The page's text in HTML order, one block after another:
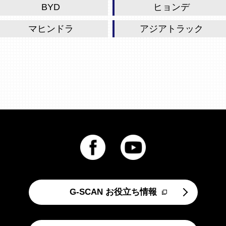
BYD ヒョンデ
マヒンドラ アジアトラック
G-SCAN お役立ち情報